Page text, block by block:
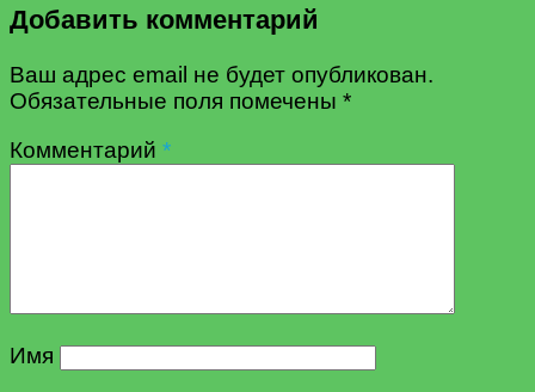
Добавить комментарий
Ваш адрес email не будет опубликован.
Обязательные поля помечены *
Комментарий *
Имя